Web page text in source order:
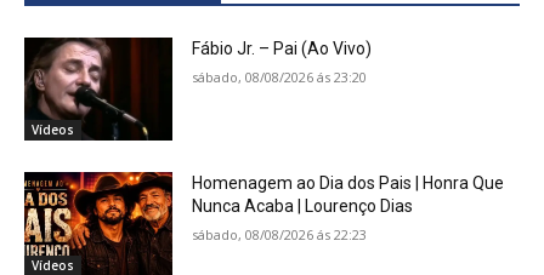
Vídeos
Fábio Jr. – Pai (Ao Vivo)
sábado, 08/08/2026 ás 23:20
Vídeos
Homenagem ao Dia dos Pais | Honra Que
Nunca Acaba | Lourenço Dias
sábado, 08/08/2026 ás 22:23